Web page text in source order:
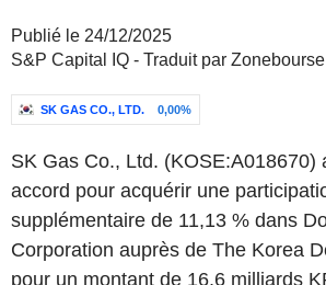
Publié le 24/12/2025
S&P Capital IQ - Traduit par Zonebourse
SK GAS CO., LTD. 0,00%
SK Gas Co., Ltd. (KOSE:A018670)
accord pour acquérir une
supplémentaire de 11,13 % dans
Corporation auprès de The Korea
pour un montant de 16,6 milliards